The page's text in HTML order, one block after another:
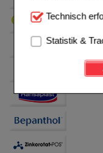
Technisch
Website
Kundenkonto),
werden kann.
Einkaufserlebnis
beispielsweise für
Besuchers oder
Verhaltensweisen
anzupassen.
auch auf Ihre
Technisch
Statistik &